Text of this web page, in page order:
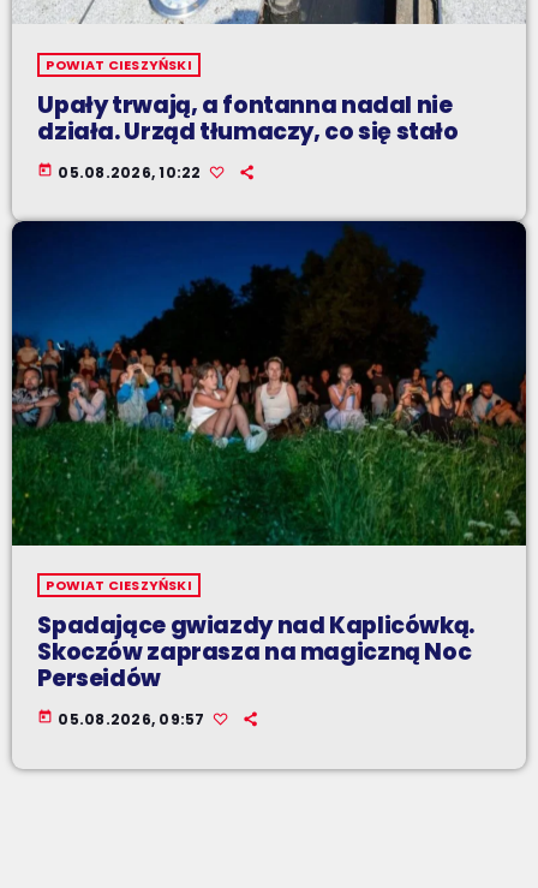
POWIAT CIESZYŃSKI
Upały trwają, a fontanna nadal nie
działa. Urząd tłumaczy, co się stało
today 05.08.2026, 10:22
POWIAT CIESZYŃSKI
Spadające gwiazdy nad Kaplicówką.
Skoczów zaprasza na magiczną Noc
Perseidów
today 05.08.2026, 09:57